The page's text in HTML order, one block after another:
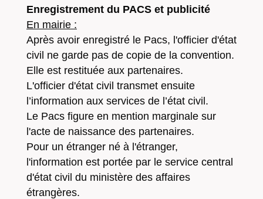
Enregistrement du PACS et publicité
En mairie :
Après avoir enregistré le Pacs, l'officier d'état
civil ne garde pas de copie de la convention.
Elle est restituée aux partenaires.
L'officier d'état civil transmet ensuite
l’information aux services de l’état civil.
Le Pacs figure en mention marginale sur
l'acte de naissance des partenaires.
Pour un étranger né à l'étranger,
l'information est portée par le service central
d'état civil du ministère des affaires
étrangères.